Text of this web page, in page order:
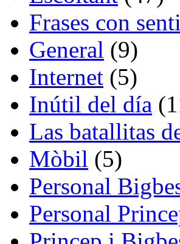
Frases con
General (9)
Internet (5)
Inútil del día
Las batallitas
Mòbil (5)
Personal
Personal